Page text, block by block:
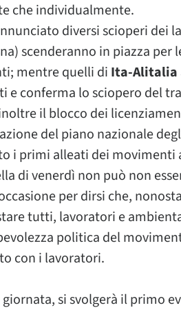
che individualmente.
diversi scioperi dei
scenderanno in piazza per
mentre quelli di Ita-Alitalia
e conferma lo sciopero del
il blocco dei
del piano nazionale
i primi alleati dei
di venerdì non può non
per dirsi che,
tutti, lavoratori e
politica del
con i lavoratori.
si svolgerà il primo